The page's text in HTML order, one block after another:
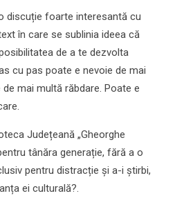
discuție foarte interesantă cu
în care se sublinia ideea că
de a te dezvolta
cu pas poate e nevoie de mai
mai multă răbdare. Poate e
Județeană „Gheorghe
tânăra generație, fără a o
pentru distracție și a-i știrbi,
ei culturală?.